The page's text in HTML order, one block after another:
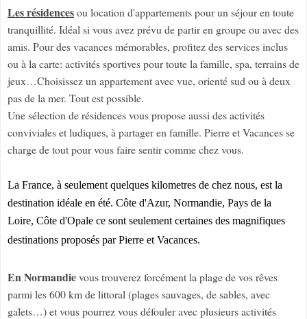
Les résidencesou location d'appartements pour un séjour en toute
tranquillité. Idéal si vous avez prévu de partir en groupe ou avec des
amis. Pour des vacances mémorables, profitez des services inclus
ou à la carte: activités sportives pour toute la famille, spa, terrains de
jeux…Choisissez un appartement avec vue, orienté sud ou à deux
pas de la mer. Tout est possible.
Une sélection de résidences vous propose aussi des activités
conviviales et ludiques, à partager en famille. Pierre et Vacances se
charge de tout pour vous faire sentir comme chez vous.
La France, à seulement quelques kilometres de chez nous, est la
destination idéale en été. Côte d'Azur, Normandie, Pays de la
Loire, Côte d'Opale ce sont seulement certaines des magnifiques
destinations proposés par Pierre et Vacances.
En Normandievous trouverez forcément la plage de vos rêves
parmi les 600 km de littoral (plages sauvages, de sables, avec
galets…) et vous pourrez vous défouler avec plusieurs activités